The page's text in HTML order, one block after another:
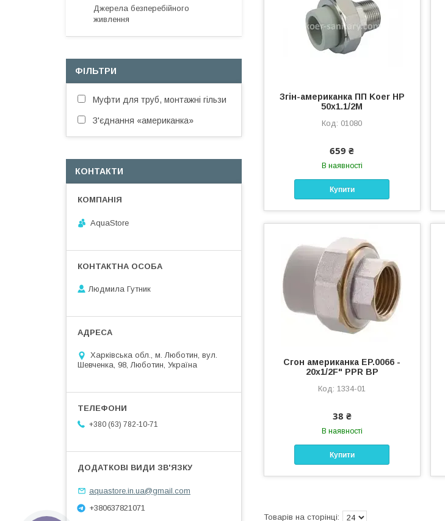
Згін-американка ПП Koer НР
50x1.1/2M
01080
659 ₴
В наявності
Купити
Сгон американка EP.0066 -
20x1/2F" PPR ВР
1334-01
38 ₴
В наявності
Купити
Джерела безперебійного
живлення
ФІЛЬТРИ
Муфти для труб, монтажні гільзи
З'єднання «американка»
КОНТАКТИ
AquaStore
Людмила Гутник
Харківська обл., м. Люботин, вул.
Шевченка, 98, Люботин, Україна
+380 (63) 782-10-71
aquastore.in.ua@gmail.com
+380637821071